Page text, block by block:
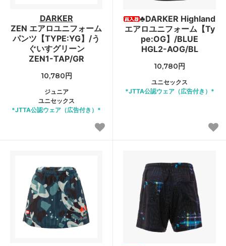
DARKER
ZEN エアロユニフォーム
パンツ【TYPE:YG】/う
ぐいすグリーン
ZEN1-TAP/GR
10,780円
ジュニア
ユニセックス
*JTTA公認ウェア（広告付き）*
♣DARKER Highland
エアロユニフォーム【Ty
pe:OG】/BLUE
HGL2-AOG/BL
10,780円
ユニセックス
*JTTA公認ウェア（広告付き）*